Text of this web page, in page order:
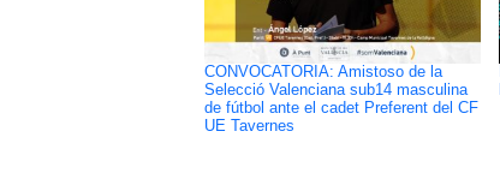
CONVOCATORIA: Amistoso de la
Selecció Valenciana sub14 masculina
de fútbol ante el cadet Preferent del CF
UE Tavernes